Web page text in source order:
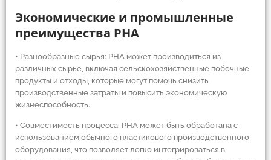
Экономические и промышленные
преимущества PHA
• Разнообразные сырья: PHA может производиться из
различных сырье, включая сельскохозяйственные побочные
продукты и отходы, которые могут помочь снизить
производственные затраты и повысить экономическую
жизнеспособность.
• Совместимость процесса: PHA может быть обработана с
использованием обычного пластикового производственного
оборудования, что позволяет легко интегрироваться в